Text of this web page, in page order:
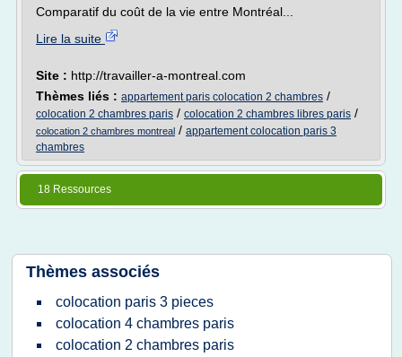
Comparatif du coût de la vie entre Montréal...
Lire la suite
Site : http://travailler-a-montreal.com
Thèmes liés : appartement paris colocation 2 chambres /
colocation 2 chambres paris / colocation 2 chambres libres paris /
colocation 2 chambres montreal / appartement colocation paris 3
chambres
18 Ressources
Thèmes associés
colocation paris 3 pieces
colocation 4 chambres paris
colocation 2 chambres paris